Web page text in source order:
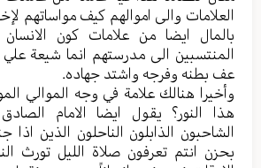
العلامات والی اموالهم کیف مواساتهم
بالمال ایضا من علامات کون
المنتسبین الی مدرستهم انما شیعة
عف بطنه وفرجه واشتد جهاده.
وأخيرا هنالك علامة في وجه الموالي
هذا النور؟ یقول ایضا الامام
الشاحبون الذابلون الناحلون الذین اذا
بحزن انتم تعرفون صلاة اللیل تورث